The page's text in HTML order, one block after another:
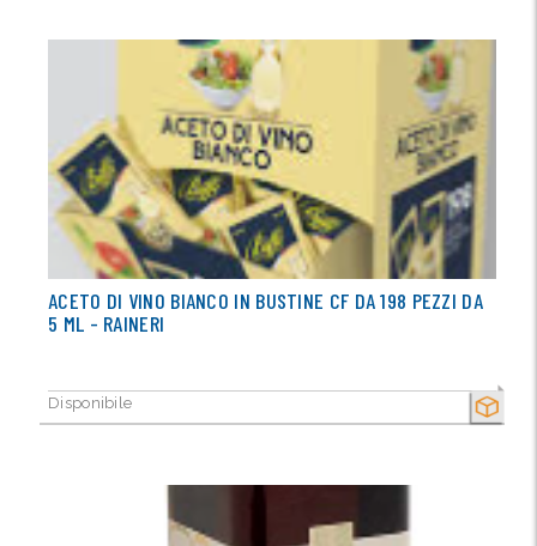
SECCO
ACETO DI VINO BIANCO IN BUSTINE CF DA 198 PEZZI DA
5 ML - RAINERI
Disponibile